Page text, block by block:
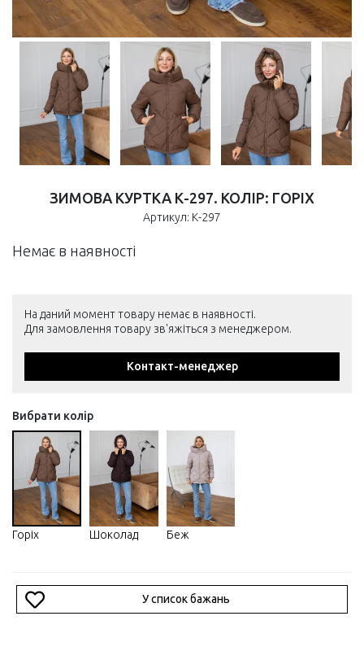
ЗИМОВА КУРТКА К-297. КОЛІР: ГОРІХ
Артикул: К-297
Немає в наявності
На даний момент товару немає в наявності.
Для замовлення товару зв'яжіться з менеджером.
Контакт-менеджер
Вибрати колір
Горіх Шоколад Беж
У список бажань